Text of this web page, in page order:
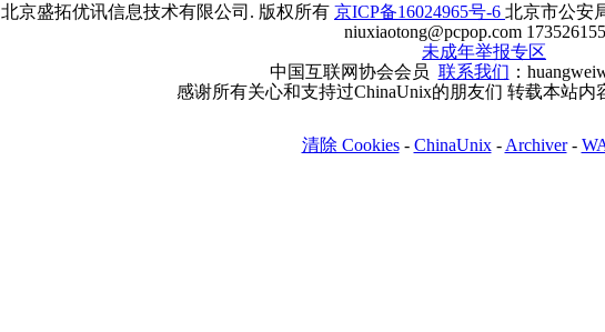
北京盛拓优讯信息技术有限公司. 版权所有 京ICP备16024965号-6 北京市公安
niuxiaotong@pcpop.com
未成年举报专区
中国互联网协会会员 联系我们 ：
感谢所有关心和支持过ChinaUnix的朋友们 转载本站内
清除 Cookies- ChinaUnix- Archiver-